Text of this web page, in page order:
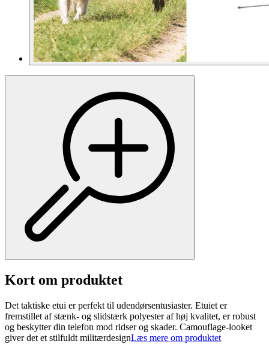
Kort om produktet
Det taktiske etui er perfekt til udendørsentusiaster. Etuiet er
fremstillet af stænk- og slidstærk polyester af høj kvalitet, er robust
og beskytter din telefon mod ridser og skader. Camouflage-looket
giver det et stilfuldt militærdesignLæs mere om produktet